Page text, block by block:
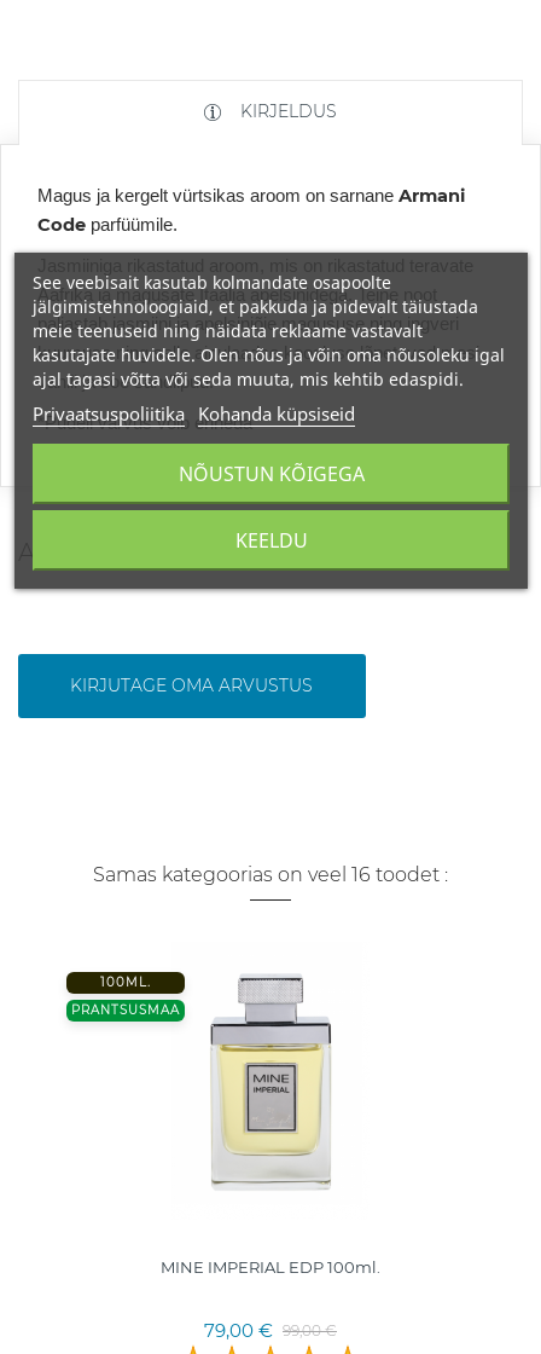
KIRJELDUS
Magus ja kergelt vürtsikas aroom on sarnane Armani
Code parfüümile.
Aafrika ja magusate Itaalia apelsinidega. Teine noot
paljastab jasmiini ja apelsiniõie magususe ning ingveri
kuumuse ning selle ainulaadse koosluse lõpetavad mesi,
vanill ja soe sandlipuu.
*Pudeli värvus võib erineda
KIRJUTAGE OMA ARVUSTUS
Samas kategoorias on veel 16 toodet :
100ML.
PRANTSUSMAA
MINE IMPERIAL EDP 100ml.
79,00 € 99,00 €
See veebisait kasutab kolmandate osapoolte
jälgimistehnoloogiaid, et pakkuda ja pidevalt täiustada
meie teenuseid ning näidata reklaame vastavalt
kasutajate huvidele. Olen nõus ja võin oma nõusoleku igal
ajal tagasi võtta või seda muuta, mis kehtib edaspidi.
Privaatsuspoliitika Kohanda küpsiseid
KEELDU
NÕUSTUN KÕIGEGA